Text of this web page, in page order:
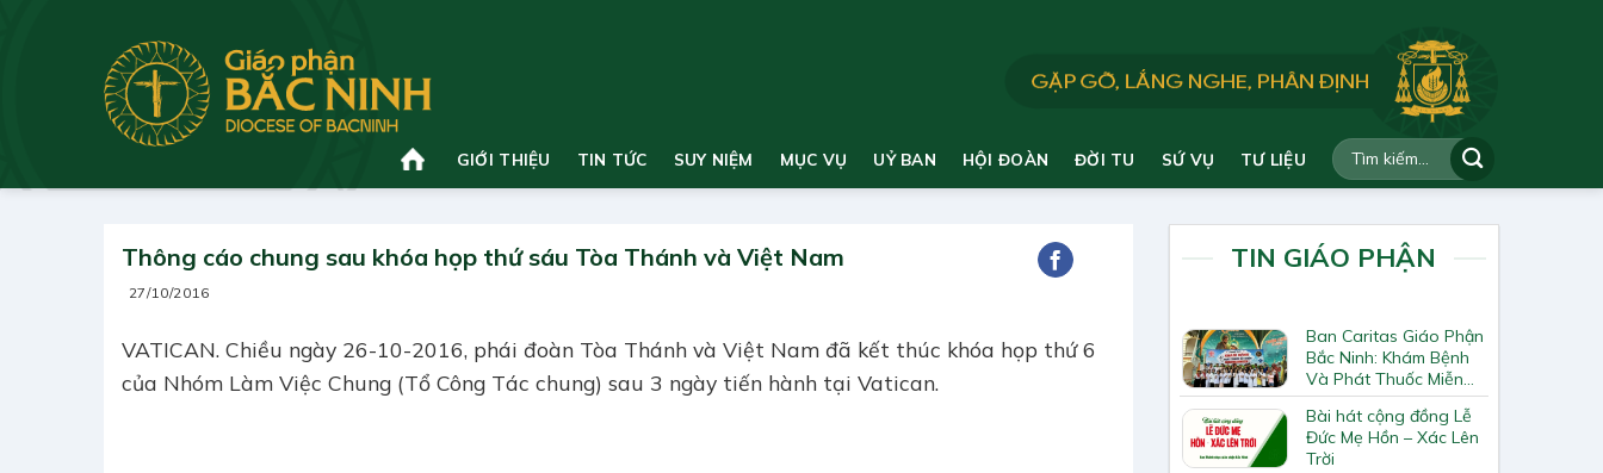
GIỚI THIỆU TIN TỨC SUY NIỆM MỤC VỤ UỶ BAN HỘI ĐOÀN ĐỜI TU SỨ VỤ TƯ LIỆU
Thông cáo chung sau khóa họp thứ sáu Tòa Thánh và Việt Nam
27/10/2016
VATICAN. Chiều ngày 26-10-2016, phái đoàn Tòa Thánh và Việt Nam đã kết thúc khóa họp thứ 6
của Nhóm Làm Việc Chung (Tổ Công Tác chung) sau 3 ngày tiến hành tại Vatican.
TIN GIÁO PHẬN
Ban Caritas Giáo Phận
Bắc Ninh: Khám Bệnh
Và Phát Thuốc Miễn
Phí Tại Giáo Xứ Đồng
Chương
Bài hát cộng đồng Lễ
Đức Mẹ Hồn – Xác Lên
Trời